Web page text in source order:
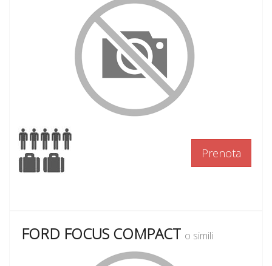
Prenota
FORD FOCUS COMPACT o simili